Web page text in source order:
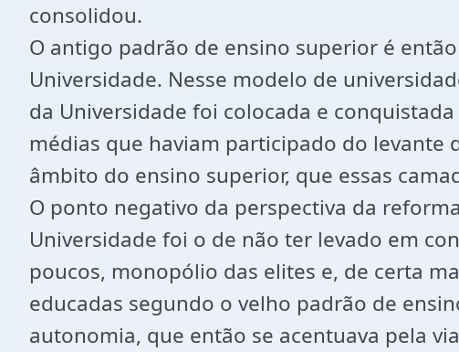
consolidou.
O antigo padrão de ensino superior é
Universidade. Nesse modelo de
da Universidade foi colocada e
médias que haviam participado do
âmbito do ensino superior, que essas
O ponto negativo da perspectiva da
Universidade foi o de não ter levado em
poucos, monopólio das elites e, de certa
educadas segundo o velho padrão de
autonomia, que então se acentuava pela